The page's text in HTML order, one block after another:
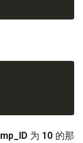
为 10 的那